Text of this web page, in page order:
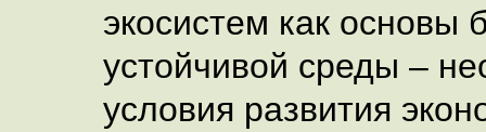
экосистем как основы
устойчивой среды –
условия развития